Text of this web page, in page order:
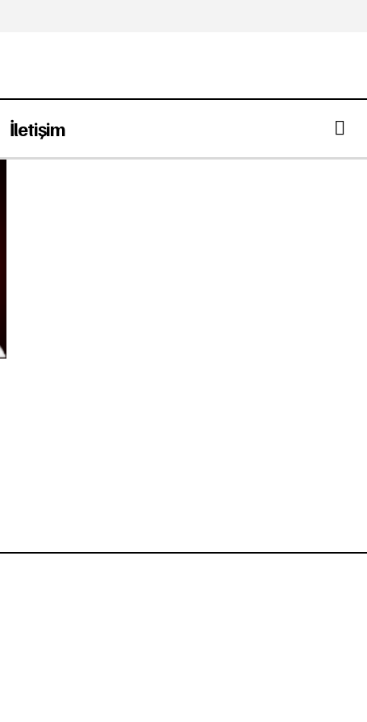
İletişim